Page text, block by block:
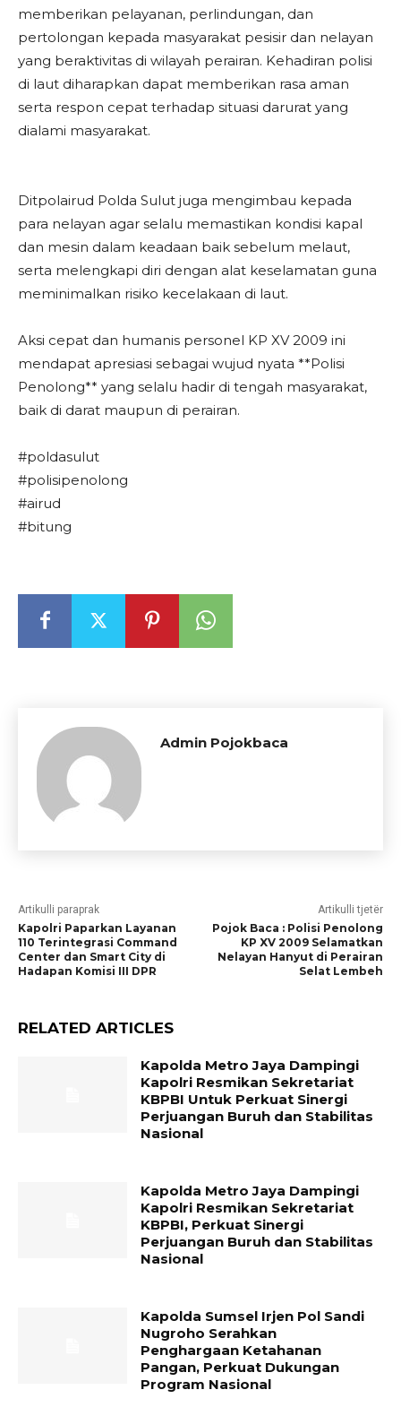
memberikan pelayanan, perlindungan, dan
pertolongan kepada masyarakat pesisir dan nelayan
yang beraktivitas di wilayah perairan. Kehadiran polisi
di laut diharapkan dapat memberikan rasa aman
serta respon cepat terhadap situasi darurat yang
dialami masyarakat.
Ditpolairud Polda Sulut juga mengimbau kepada
para nelayan agar selalu memastikan kondisi kapal
dan mesin dalam keadaan baik sebelum melaut,
serta melengkapi diri dengan alat keselamatan guna
meminimalkan risiko kecelakaan di laut.
Aksi cepat dan humanis personel KP XV 2009 ini
mendapat apresiasi sebagai wujud nyata **Polisi
Penolong** yang selalu hadir di tengah masyarakat,
baik di darat maupun di perairan.
#poldasulut
#polisipenolong
#airud
#bitung
Admin Pojokbaca
Artikulli paraprak
Kapolri Paparkan Layanan
110 Terintegrasi Command
Center dan Smart City di
Hadapan Komisi III DPR
Artikulli tjetër
Pojok Baca : Polisi Penolong
KP XV 2009 Selamatkan
Nelayan Hanyut di Perairan
Selat Lembeh
RELATED ARTICLES
Kapolda Metro Jaya Dampingi
Kapolri Resmikan Sekretariat
KBPBI Untuk Perkuat Sinergi
Perjuangan Buruh dan Stabilitas
Nasional
Kapolda Metro Jaya Dampingi
Kapolri Resmikan Sekretariat
KBPBI, Perkuat Sinergi
Perjuangan Buruh dan Stabilitas
Nasional
Kapolda Sumsel Irjen Pol Sandi
Nugroho Serahkan
Penghargaan Ketahanan
Pangan, Perkuat Dukungan
Program Nasional